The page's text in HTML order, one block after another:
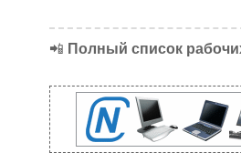
📲 Полный список